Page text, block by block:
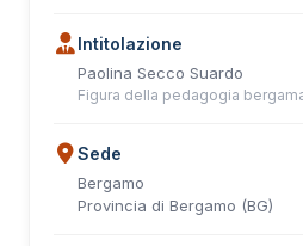
Intitolazione
Paolina Secco Suardo
Figura della pedagogia
Sede
Bergamo
Provincia di Bergamo (BG)